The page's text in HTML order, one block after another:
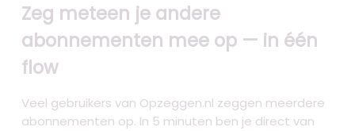
Zeg meteen je andere
abonnementen mee op — in één
flow
Veel gebruikers van Opzeggen.nl zeggen meerdere
abonnementen op. In 5 minuten ben je direct van